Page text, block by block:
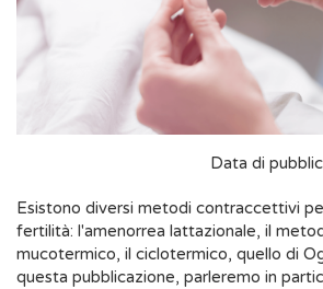
Data di
Esistono diversi metodi contraccettivi
fertilità: l'amenorrea lattazionale, il
mucotermico, il ciclotermico, quello di
questa pubblicazione, parleremo in